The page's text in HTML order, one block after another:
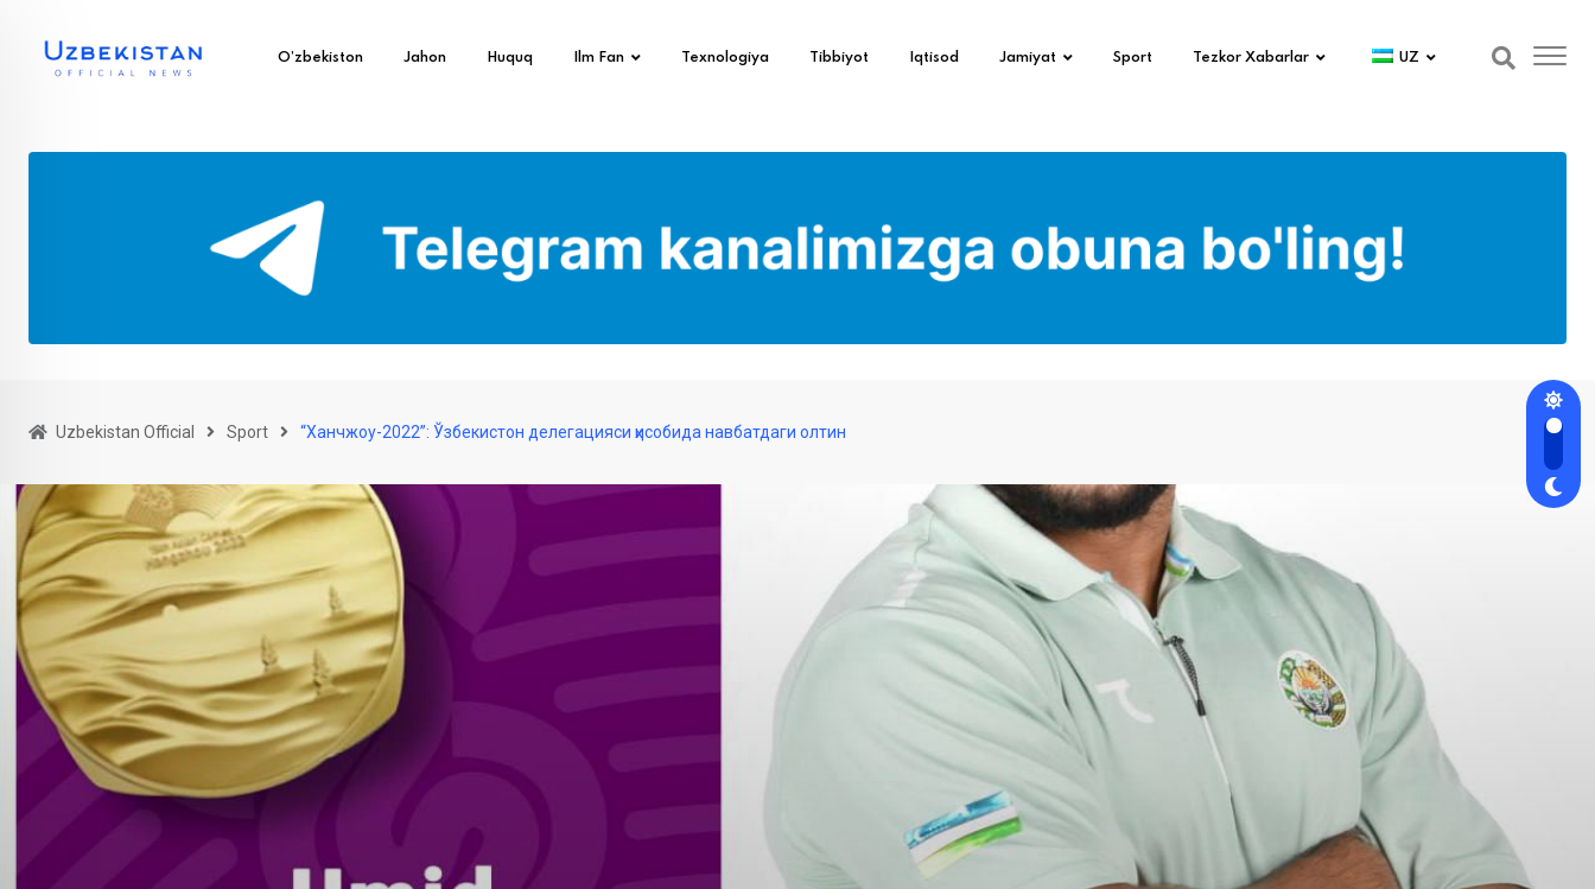
O’zbekiston Jahon Huquq Ilm Fan Texnologiya Tibbiyot Iqtisod Jamiyat Sport Tezkor Xabarlar UZ
Uzbekistan Official Sport “Ханчжоу-2022”: Ўзбекистон делегацияси ҳисобида навбатдаги олтин